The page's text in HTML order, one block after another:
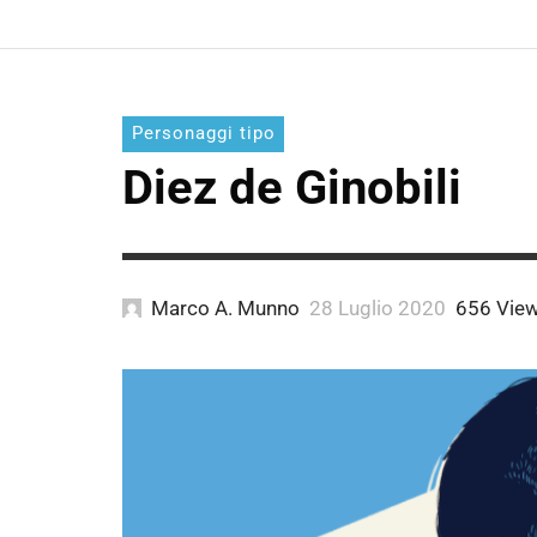
Personaggi tipo
Diez de Ginobili
Marco A. Munno 28 Luglio 2020 656